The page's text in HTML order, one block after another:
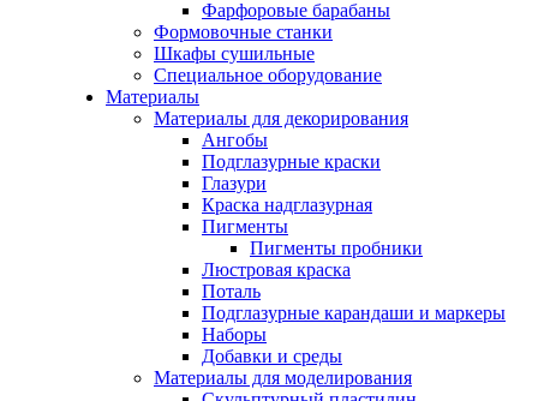
Фарфоровые барабаны
Формовочные станки
Шкафы сушильные
Специальное оборудование
Материалы
Материалы для декорирования
Ангобы
Подглазурные краски
Глазури
Краска надглазурная
Пигменты
Пигменты пробники
Люстровая краска
Поталь
Подглазурные карандаши и маркеры
Наборы
Добавки и среды
Материалы для моделирования